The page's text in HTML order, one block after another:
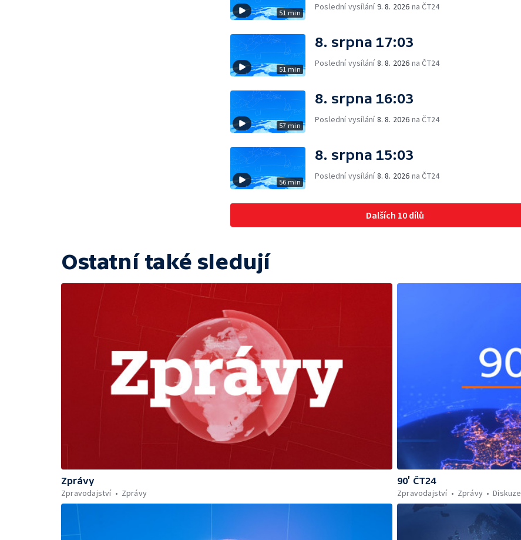
51 min
Poslední vysílání9. 8. 2026 na ČT24
51 min
8. srpna 17:03
Poslední vysílání8. 8. 2026 na ČT24
57 min
8. srpna 16:03
Poslední vysílání8. 8. 2026 na ČT24
56 min
8. srpna 15:03
Poslední vysílání8. 8. 2026 na ČT24
Dalších 10 dílů
Ostatní také sledují
Zprávy
Zpravodajství
Zprávy
90’ ČT24
Zpravodajství
Zprávy Diskuze